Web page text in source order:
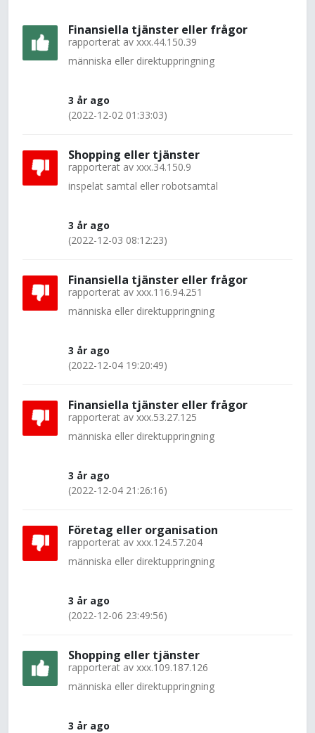
Finansiella tjänster eller frågor
rapporterat av xxx.44.150.39
människa eller direktuppringning
3 år ago
(2022-12-02 01:33:03)
Shopping eller tjänster
rapporterat av xxx.34.150.9
inspelat samtal eller robotsamtal
3 år ago
(2022-12-03 08:12:23)
Finansiella tjänster eller frågor
rapporterat av xxx.116.94.251
människa eller direktuppringning
3 år ago
(2022-12-04 19:20:49)
Finansiella tjänster eller frågor
rapporterat av xxx.53.27.125
människa eller direktuppringning
3 år ago
(2022-12-04 21:26:16)
Företag eller organisation
rapporterat av xxx.124.57.204
människa eller direktuppringning
3 år ago
(2022-12-06 23:49:56)
Shopping eller tjänster
rapporterat av xxx.109.187.126
människa eller direktuppringning
3 år ago